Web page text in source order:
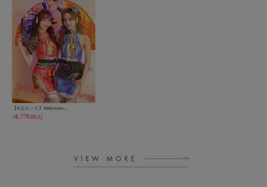
【6点セット】Malymoon...
￥8,778(税込)